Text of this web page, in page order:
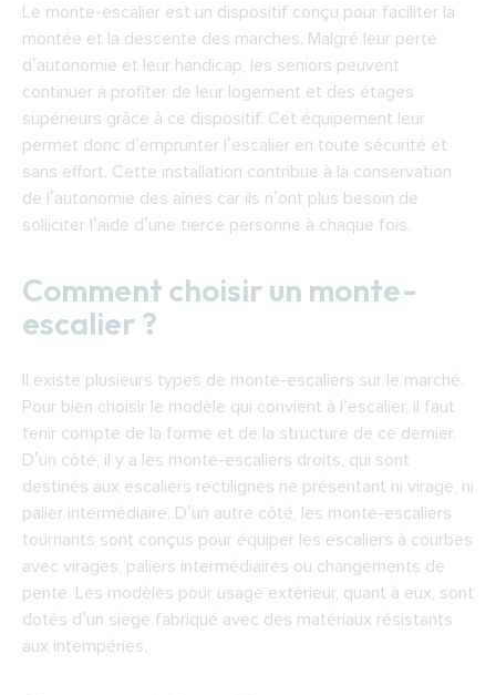
Poitiers
Trouver un installateur de monte-escaliers à
Poitiers
Le monte-escalier est un dispositif conçu pour faciliter la
montée et la descente des marches. Malgré leur perte
d’autonomie et leur handicap, les seniors peuvent
continuer à profiter de leur logement et des étages
supérieurs grâce à ce dispositif. Cet équipement leur
permet donc d’emprunter l’escalier en toute sécurité et
sans effort. Cette installation contribue à la conservation
de l’autonomie des aînés car ils n’ont plus besoin de
solliciter l’aide d’une tierce personne à chaque fois.
Comment choisir un monte-
escalier ?
Il existe plusieurs types de monte-escaliers sur le marché.
Pour bien choisir le modèle qui convient à l’escalier, il faut
tenir compte de la forme et de la structure de ce dernier.
D’un côté, il y a les monte-escaliers droits, qui sont
destinés aux escaliers rectilignes ne présentant ni virage, ni
palier intermédiaire. D’un autre côté, les monte-escaliers
tournants sont conçus pour équiper les escaliers à courbes
avec virages, paliers intermédiaires ou changements de
pente. Les modèles pour usage extérieur, quant à eux, sont
dotés d’un siège fabriqué avec des matériaux résistants
aux intempéries.